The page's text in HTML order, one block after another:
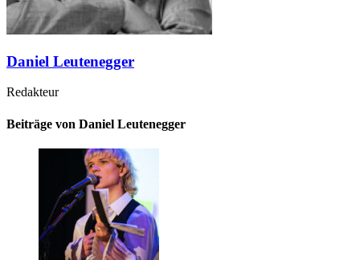
Daniel Leutenegger
Redakteur
Beiträge von Daniel Leutenegger